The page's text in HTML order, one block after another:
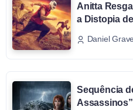
Anitta
a Distopia
Daniel
Sequência